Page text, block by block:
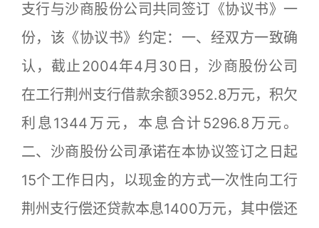
支行与沙商股份公司共同签订《协议书》一
份，该《协议书》约定：一、经双方一致确
认，截止2004年4月30日，沙商股份公司
在工行荆州支行借款余额3952.8万元，积欠
利息1344万元，本息合计5296.8万元。
二、沙商股份公司承诺在本协议签订之日起
15个工作日内，以现金的方式一次性向工行
荆州支行偿还贷款本息1400万元，其中偿还